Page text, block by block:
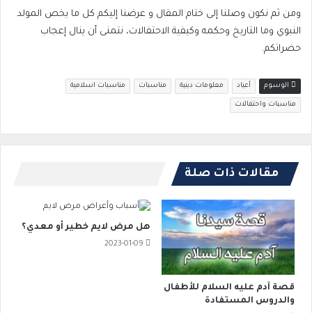
ومن ثم نكون وصلنا إلى ختام المقال و عرضنا إليكم كل ما يخص المولد
النبوي وما التاريخ وحكمه وكيفية الاحتفالات، نتمنى أن ينال إعجاب
حضراتكم.
الوسوم أعياد معلومات دينية مناسبات مناسبات اسلامية
مناسبات واحتفالات
مقالات ذات صلة
قصة آدم عليه السلام للأطفال
والدروس المستفادة
هل مرض لايم خطير أو معدي؟
2023-01-09